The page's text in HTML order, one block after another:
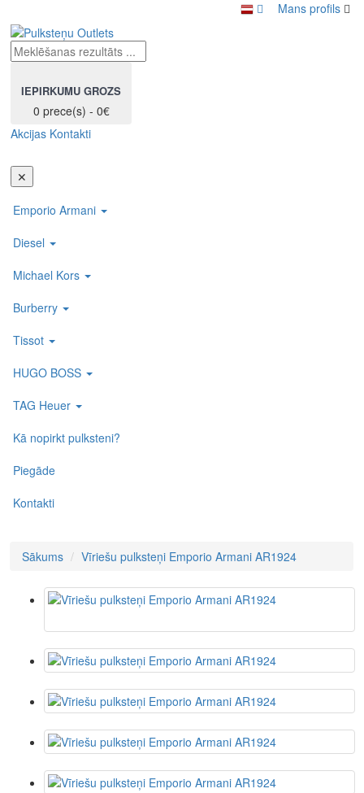
Mans profils
IEPIRKUMU GROZS
0 prece(s) - 0€
Akcijas Kontakti
✕
Emporio Armani
Diesel
Michael Kors
Burberry
Tissot
HUGO BOSS
TAG Heuer
Kā nopirkt pulksteni?
Piegāde
Kontakti
Sākums Vīriešu pulksteņi Emporio Armani AR1924